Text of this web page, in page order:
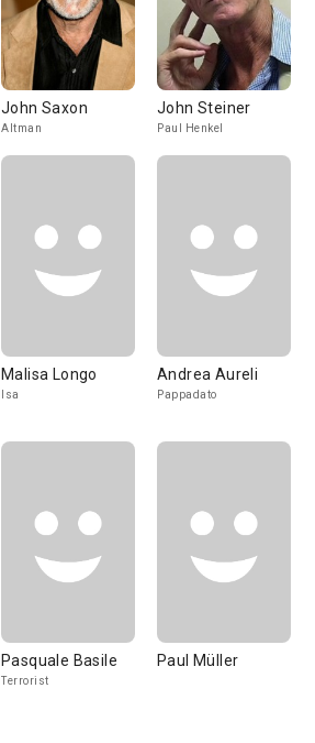
John Saxon
Altman
John Steiner
Paul Henkel
Malisa Longo
Isa
Andrea Aureli
Pappadato
Pasquale Basile
Terrorist
Paul Müller